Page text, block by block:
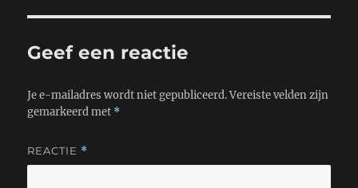
p
r
o
Geef een reactie
Je e-mailadres wordt niet gepubliceerd. Vereiste velden zijn
gemarkeerd met *
REACTIE *